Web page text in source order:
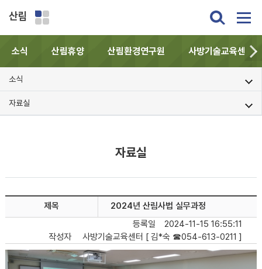
산림
소식 산림휴양 산림환경연구원 사방기술교육센터
소식
자료실
자료실
제목
2024년 산림사법 실무과정
등록일
2024-11-15 16:55:11
작성자
사방기술교육센터 [ 김*숙 ☎054-613-0211 ]